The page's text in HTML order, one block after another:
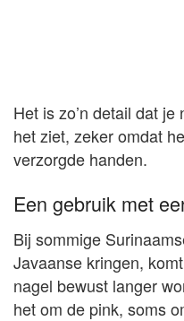
Het is zo’n detail dat
het ziet, zeker omdat
verzorgde handen.
Een gebruik met
Bij sommige
Javaanse kringen,
nagel bewust langer
het om de pink, soms